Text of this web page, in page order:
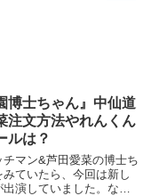
博士ちゃん』中仙道
注文方法やれんくん
ルは？
チマン&芦田愛菜の博士ち
みていたら、今回は新し
演していました。なん